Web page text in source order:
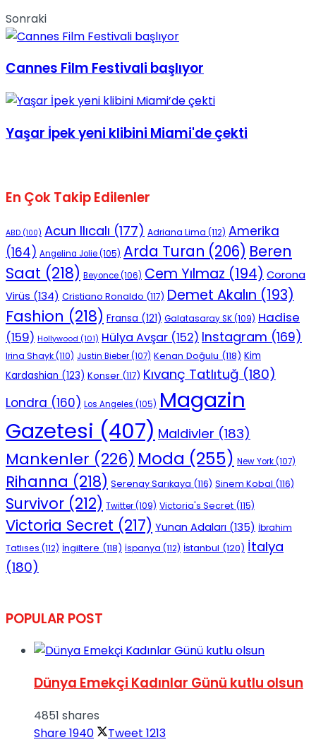
View All Result
Sonraki
Cannes Film Festivali başlıyor
Yaşar İpek yeni klibini Miami'de çekti
En Çok Takip Edilenler
ABD (100) Acun Ilıcalı (177) Adriana Lima (112) Amerika
(164) Angelina Jolie(105) Arda Turan (206) Beren
Saat (218) Beyonce(106) Cem Yılmaz (194) Corona
Virüs (134) Cristiano Ronaldo (117) Demet Akalın (193)
Fashion (218) Fransa (121) Galatasaray SK(109) Hadise
(159) Hollywood (101) Hülya Avşar (152) Instagram (169)
Irina Shayk(110) Justin Bieber(107) Kenan Doğulu (118) Kim
Kardashian (123) Konser (117) Kıvanç Tatlıtuğ (180)
Londra (160) Los Angeles (105) Magazin
Gazetesi (407) Maldivler (183)
Mankenler (226) Moda (255) New York(107)
Rihanna (218) Serenay Sarıkaya (116) Sinem Kobal (116)
Survivor (212) Twitter(109) Victoria's Secret (115)
Victoria Secret (217) Yunan Adaları (135) İbrahim
Tatlıses (112) İngiltere (118) İspanya (112) İstanbul (120) İtalya
(180)
POPULAR POST
Dünya Emekçi Kadınlar Günü kutlu olsun
4851 shares
Share1940 Tweet 1213